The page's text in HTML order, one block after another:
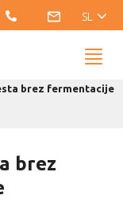
SL
brez fermentacije
brez